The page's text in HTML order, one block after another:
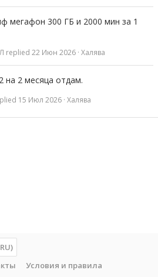
мегафон 300 ГБ и 2000 мин за 1
Халява
22 Июн 2026
на 2 месяца отдам.
Халява
15 Июл 2026
Условия и правила